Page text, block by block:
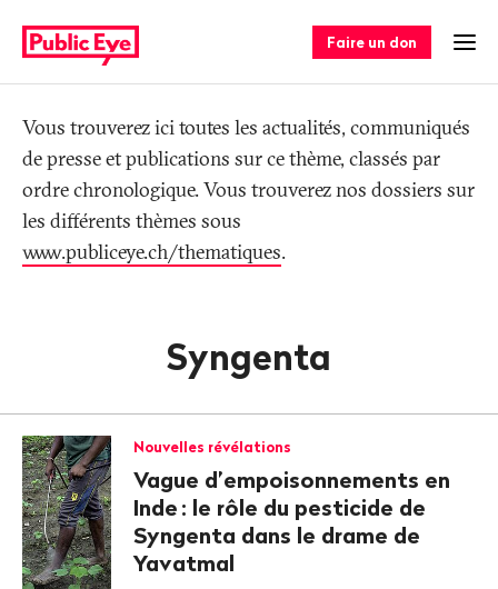
sur
publiceye.ch
rapide
Faire un don
TagVous trouverez ici toutes les actualités, communiqués
de presse et publications sur ce thème, classés par
ordre chronologique. Vous trouverez nos dossiers sur
les différents thèmes sous
www.publiceye.ch/thematiques.
Syngenta
Nouvelles révélations
Vague d’empoi­son­ne­ments en
Inde : le rôle du pesticide de
Syngenta dans le drame de
Yavatmal